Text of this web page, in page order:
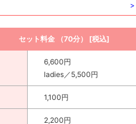
>
セット料金 （70分） [税込]
6,600円
ladies／5,500円
1,100円
2,200円